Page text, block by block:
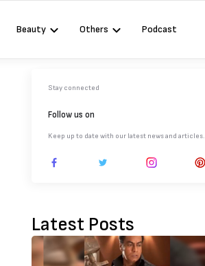
Beauty Others Podcast
Stay connected
Follow us on
Keep up to date with our latest news and articles.
Latest Posts